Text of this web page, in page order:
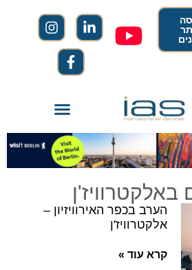
הערב בכפר האירוויזיון –
אלקטרוויז'ן
קרא עוד »